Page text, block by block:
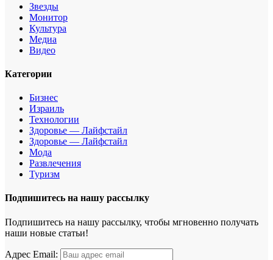
Звезды
Монитор
Культура
Медиа
Видео
Категории
Бизнес
Израиль
Технологии
Здоровье — Лайфстайл
Здоровье — Лайфстайл
Мода
Развлечения
Туризм
Подпишитесь на нашу рассылку
Подпишитесь на нашу рассылку, чтобы мгновенно получать
наши новые статьи!
Адрес Email: